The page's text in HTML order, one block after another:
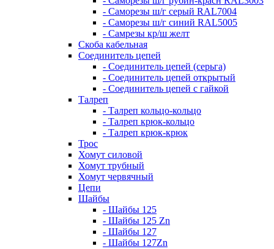
- Саморезы ш/г серый RAL7004
- Саморезы ш/г синий RAL5005
- Самрезы кр/ш желт
Скоба кабельная
Соединитель цепей
- Соединитель цепей (серьга)
- Соединитель цепей открытый
- Соединитель цепей с гайкой
Талреп
- Талреп кольцо-кольцо
- Талреп крюк-кольцо
- Талреп крюк-крюк
Трос
Хомут силовой
Хомут трубный
Хомут червячный
Цепи
Шайбы
- Шайбы 125
- Шайбы 125 Zn
- Шайбы 127
- Шайбы 127Zn